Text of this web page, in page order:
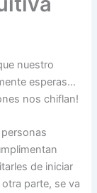
nuestro
esperas…
nos chiflan!
de iniciar
parte, se va